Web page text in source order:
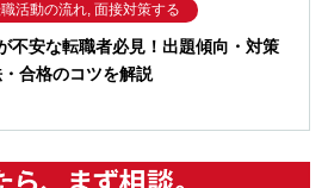
活動の流れ, 面接対策する
不安な転職者必見！出題傾向・対策
合格のコツを解説